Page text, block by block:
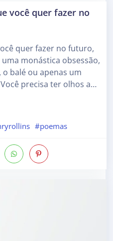
você quer fazer no
quer fazer no futuro,
monástica obsessão,
o balé ou apenas um
precisa ter olhos a…
#poemas